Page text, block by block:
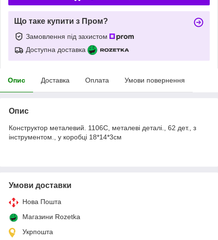
Що таке купити з Пром?
Замовлення під захистом
Доступна доставка
Опис Доставка Оплата Умови повернення
Опис
Конструктор металевий. 1106С, металеві деталі., 62 дет., з
інструментом., у коробці 18*14*3см
Умови доставки
Нова Пошта
Магазини Rozetka
Укрпошта